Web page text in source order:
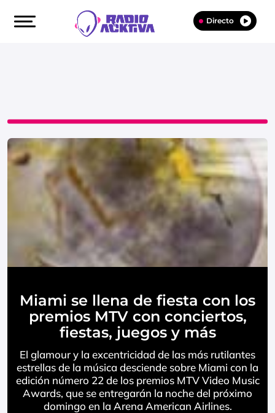
Directo
Miami se llena de fiesta con los
premios MTV con conciertos,
fiestas, juegos y más
El glamour y la excentricidad de las más rutilantes
estrellas de la música desciende sobre Miami con la
edición número 22 de los premios MTV Video Music
Awards, que se entregarán la noche del próximo
domingo en la Arena American Airlines.